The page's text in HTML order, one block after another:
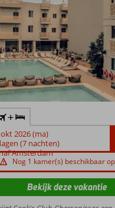
+
2026 (ma)
(7 nachten)
Amsterdam
Nog 1 kamer(s) beschikbaar
Bekijk deze vakantie